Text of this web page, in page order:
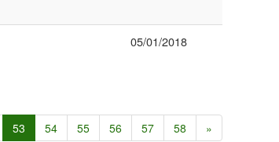
05/01/2018
53 54 55 56 57 58 »